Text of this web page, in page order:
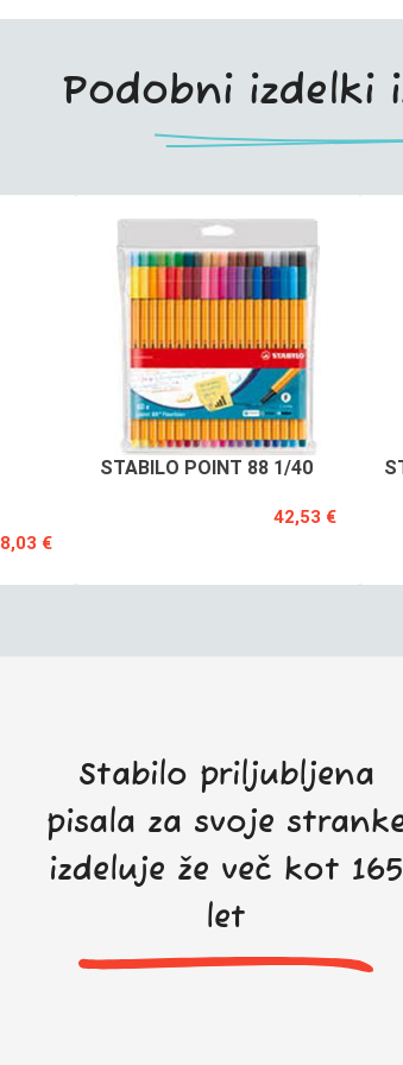
Podobni izdelki
8,03 €
STABILO POINT 88 1/40
42,53 €
Stabilo priljubljena
pisala za svoje
izdeluje že več kot 165
let